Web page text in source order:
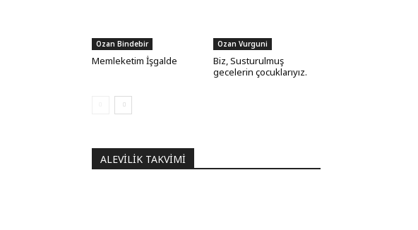
Ozan Bindebir
Memleketim İşgalde
Ozan Vurguni
Biz, Susturulmuş
gecelerin çocuklarıyız.
ALEVILIK TAKVIMI